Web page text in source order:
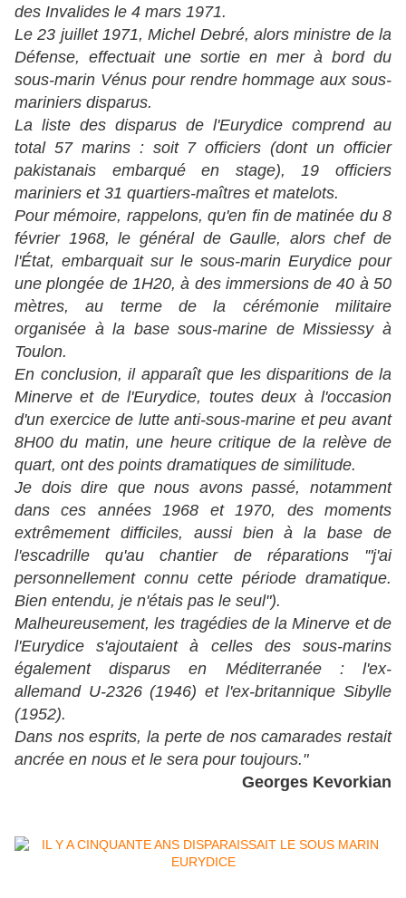
des Invalides le 4 mars 1971.
Le 23 juillet 1971, Michel Debré, alors ministre de la
Défense, effectuait une sortie en mer à bord du
sous-marin Vénus pour rendre hommage aux sous-
mariniers disparus.
La liste des disparus de l'Eurydice comprend au
total 57 marins : soit 7 officiers (dont un officier
pakistanais embarqué en stage), 19 officiers
mariniers et 31 quartiers-maîtres et matelots.
Pour mémoire, rappelons, qu'en fin de matinée du 8
février 1968, le général de Gaulle, alors chef de
l'État, embarquait sur le sous-marin Eurydice pour
une plongée de 1H20, à des immersions de 40 à 50
mètres, au terme de la cérémonie militaire
organisée à la base sous-marine de Missiessy à
Toulon.
En conclusion, il apparaît que les disparitions de la
Minerve et de l'Eurydice, toutes deux à l'occasion
d'un exercice de lutte anti-sous-marine et peu avant
8H00 du matin, une heure critique de la relève de
quart, ont des points dramatiques de similitude.
Je dois dire que nous avons passé, notamment
dans ces années 1968 et 1970, des moments
extrêmement difficiles, aussi bien à la base de
l'escadrille qu'au chantier de réparations '"j'ai
personnellement connu cette période dramatique.
Bien entendu, je n'étais pas le seul").
Malheureusement, les tragédies de la Minerve et de
l'Eurydice s'ajoutaient à celles des sous-marins
également disparus en Méditerranée : l'ex-
allemand U-2326 (1946) et l'ex-britannique Sibylle
(1952).
Dans nos esprits, la perte de nos camarades restait
ancrée en nous et le sera pour toujours."
Georges Kevorkian